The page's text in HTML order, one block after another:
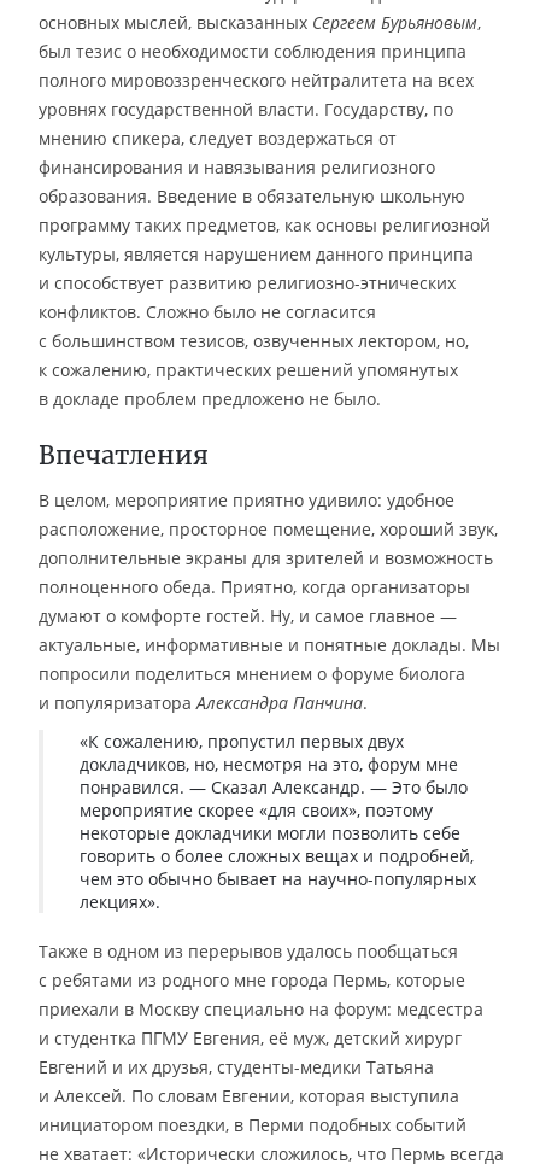
основных мыслей, высказанных Сергеем Бурьяновым,
был тезис о необходимости соблюдения принципа
полного мировоззренческого нейтралитета на всех
уровнях государственной власти. Государству, по
мнению спикера, следует воздержаться от
финансирования и навязывания религиозного
образования. Введение в обязательную школьную
программу таких предметов, как основы религиозной
культуры, является нарушением данного принципа
и способствует развитию религиозно-этнических
конфликтов. Сложно было не согласится
с большинством тезисов, озвученных лектором, но,
к сожалению, практических решений упомянутых
в докладе проблем предложено не было.
Впечатления
В целом, мероприятие приятно удивило: удобное
расположение, просторное помещение, хороший звук,
дополнительные экраны для зрителей и возможность
полноценного обеда. Приятно, когда организаторы
думают о комфорте гостей. Ну, и самое главное —
актуальные, информативные и понятные доклады. Мы
попросили поделиться мнением о форуме биолога
и популяризатораАлександра Панчина.
«К сожалению, пропустил первых двух
докладчиков, но, несмотря на это, форум мне
понравился. — Сказал Александр. — Это было
мероприятие скорее «для своих», поэтому
некоторые докладчики могли позволить себе
говорить о более сложных вещах и подробней,
чем это обычно бывает на научно-популярных
лекциях».
Также в одном из перерывов удалось пообщаться
с ребятами из родного мне города Пермь, которые
приехали в Москву специально на форум: медсестра
и студентка ПГМУ Евгения, её муж, детский хирург
Евгений и их друзья, студенты-медики Татьяна
и Алексей. По словам Евгении, которая выступила
инициатором поездки, в Перми подобных событий
не хватает: «Исторически сложилось, что Пермь всегда